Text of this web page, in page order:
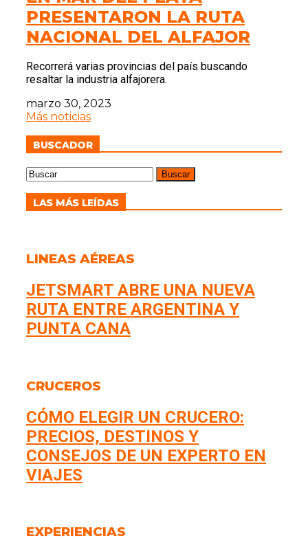
PRESENTARON LA RUTA
NACIONAL DEL ALFAJOR
Recorrerá varias provincias del país buscando
resaltar la industria alfajorera.
marzo 30, 2023
Más noticias
BUSCADOR
LAS MÁS LEÍDAS
LINEAS AÉREAS
JETSMART ABRE UNA NUEVA
RUTA ENTRE ARGENTINA Y
PUNTA CANA
CRUCEROS
CÓMO ELEGIR UN CRUCERO:
PRECIOS, DESTINOS Y
CONSEJOS DE UN EXPERTO EN
VIAJES
EXPERIENCIAS